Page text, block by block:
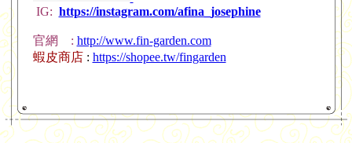
IG: https://instagram.com/afina_josephine
官網 : http://www.fin-garden.com
蝦皮商店 : https://shopee.tw/fingarden